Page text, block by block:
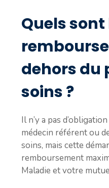
Quels sont
dehors du
soins ?
Il n’y a pas
médecin référent ou
soins, mais cette
remboursement
Maladie et votre